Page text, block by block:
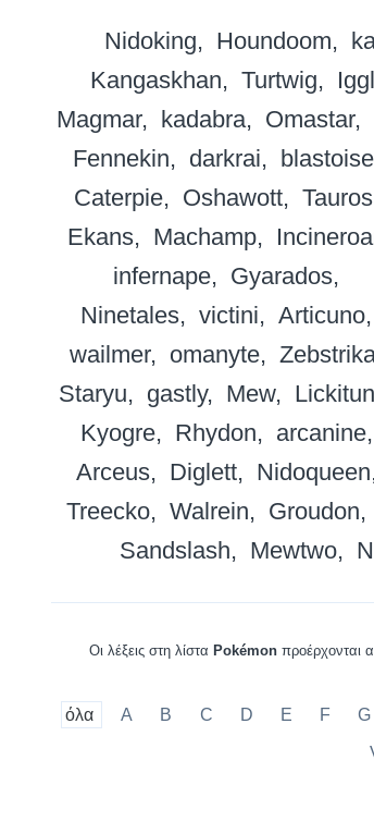
Nidoking
Houndoom
Kangaskhan
Turtwig
Magmar
kadabra Omastar
Fennekin darkrai
blastoise
Caterpie
Oshawott
Tauros
Ekans
Machamp
infernape
Gyarados
Ninetales
victini
Articuno
wailmer
omanyte
Staryu
gastly Mew
Kyogre
Rhydon
arcanine
Arceus
Diglett
Nidoqueen
Treecko
Walrein Groudon
Sandslash
Mewtwo
Οι λέξεις στη λίστα Pokémonπροέρχονται
όλα A B C D E F G